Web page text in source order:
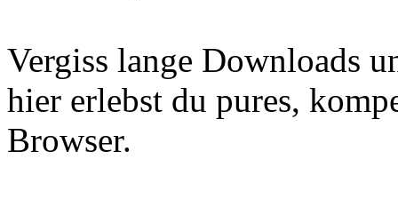
Vergiss lange Downloads
hier erlebst du pures,
Browser.